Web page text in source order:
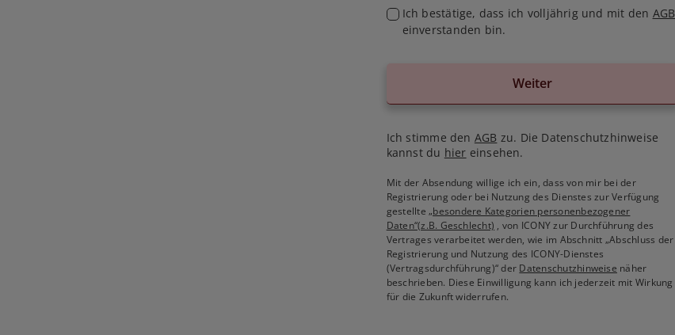
Ich bestätige, dass ich volljährig und mit den AGB
einverstanden bin.
Weiter
Ich stimme den AGB zu. Die Datenschutzhinweise
kannst du hier einsehen.
Mit der Absendung willige ich ein, dass von mir bei der
Registrierung oder bei Nutzung des Dienstes zur Verfügung
gestellte„besondere Kategorien personenbezogener
Daten“(z.B. Geschlecht) , von ICONY zur Durchführung des
Vertrages verarbeitet werden, wie im Abschnitt „Abschluss der
Registrierung und Nutzung des ICONY-Dienstes
(Vertragsdurchführung)“ der Datenschutzhinweise näher
beschrieben. Diese Einwilligung kann ich jederzeit mit Wirkung
für die Zukunft widerrufen.